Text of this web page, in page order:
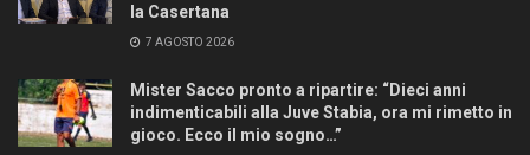
la Casertana
7 AGOSTO 2026
Mister Sacco pronto a ripartire: “Dieci anni
indimenticabili alla Juve Stabia, ora mi rimetto in
gioco. Ecco il mio sogno…”